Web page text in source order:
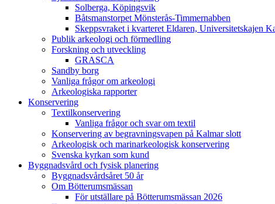
Solberga, Köpingsvik
Båtsmanstorpet Mönsterås-Timmernabben
Skeppsvraket i kvarteret Eldaren, Universitetskajen
Publik arkeologi och förmedling
Forskning och utveckling
GRASCA
Sandby borg
Vanliga frågor om arkeologi
Arkeologiska rapporter
Konservering
Textilkonservering
Vanliga frågor och svar om textil
Konservering av begravningsvapen på Kalmar slott
Arkeologisk och marinarkeologisk konservering
Svenska kyrkan som kund
Byggnadsvård och fysisk planering
Byggnadsvårdsåret 50 år
Om Bötterumsmässan
För utställare på Bötterumsmässan 2026